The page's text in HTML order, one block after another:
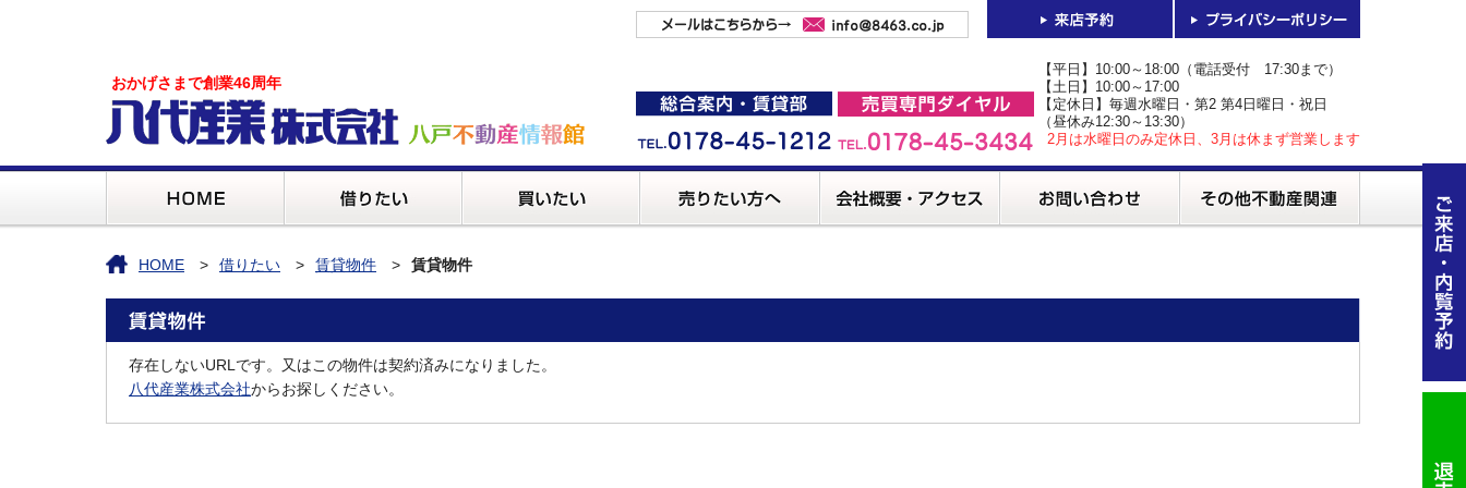
おかげさまで創業46周年
【平日】10:00～18:00（電話受付 17:30まで）
【土日】10:00～17:00
【定休日】毎週水曜日・第2 第4日曜日・祝日
（昼休み12:30～13:30）
2月は水曜日のみ定休日、3月は休まず営業します
HOME 借りたい 賃貸物件 賃貸物件
存在しないURLです。又はこの物件は契約済みになりました。
八代産業株式会社からお探しください。